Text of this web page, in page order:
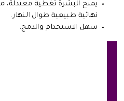
يمنح البشرة تغطية معتدلة،
نهائية طبيعية طوال النهار.
سهل الاستخدام والدمج.